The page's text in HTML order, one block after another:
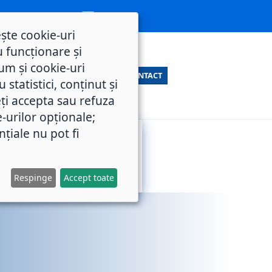
CONTACT
cookie-uri
funcționare și
și cookie-uri
statistici, conținut și
accepta sau refuza
urilor opționale;
nu pot fi
Respinge Accept toate